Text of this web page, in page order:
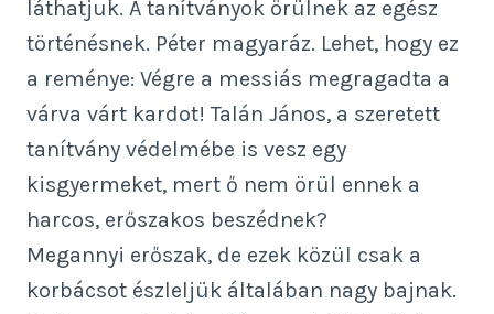
láthatjuk. A tanítványok örülnek az egész
történésnek. Péter magyaráz. Lehet, hogy ez
a reménye: Végre a messiás megragadta a
várva várt kardot! Talán János, a szeretett
tanítvány védelmébe is vesz egy
kisgyermeket, mert ő nem örül ennek a
harcos, erőszakos beszédnek?
Megannyi erőszak, de ezek közül csak a
korbácsot észleljük általában nagy bajnak.